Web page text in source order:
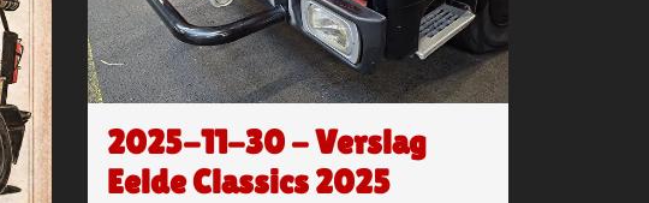
2025-11-30 - Verslag
Eelde Classics 2025